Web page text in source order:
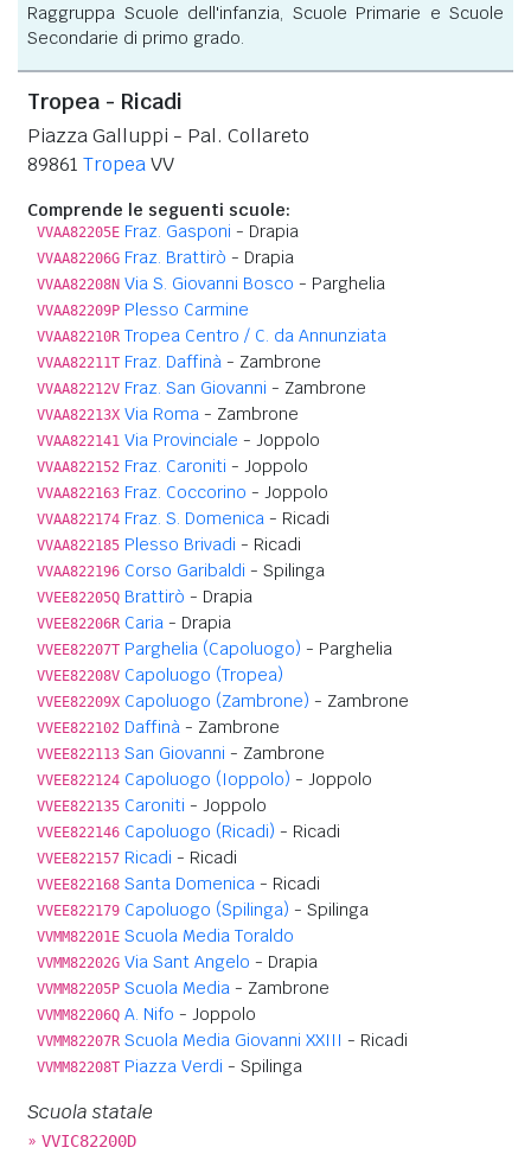
Raggruppa Scuole dell'infanzia, Scuole Primarie e Scuole
Secondarie di primo grado.
Tropea - Ricadi
Piazza Galluppi - Pal. Collareto
89861 TropeaVV
Comprende le seguenti scuole:
VVAA82205E Fraz. Gasponi - Drapia
VVAA82206G Fraz. Brattirò - Drapia
VVAA82208N Via S. Giovanni Bosco - Parghelia
VVAA82209P Plesso Carmine
VVAA82210R Tropea Centro / C. da Annunziata
VVAA82211T Fraz. Daffinà - Zambrone
VVAA82212V Fraz. San Giovanni - Zambrone
VVAA82213X Via Roma - Zambrone
VVAA822141 Via Provinciale - Joppolo
VVAA822152 Fraz. Caroniti - Joppolo
VVAA822163 Fraz. Coccorino - Joppolo
VVAA822174 Fraz. S. Domenica - Ricadi
VVAA822185 Plesso Brivadi - Ricadi
VVAA822196 Corso Garibaldi - Spilinga
VVEE82205Q Brattirò - Drapia
VVEE82206R Caria - Drapia
VVEE82207T Parghelia (Capoluogo) - Parghelia
VVEE82208V Capoluogo (Tropea)
VVEE82209X Capoluogo (Zambrone) - Zambrone
VVEE822102 Daffinà - Zambrone
VVEE822113 San Giovanni - Zambrone
VVEE822124 Capoluogo (Ioppolo) - Joppolo
VVEE822135 Caroniti - Joppolo
VVEE822146 Capoluogo (Ricadi) - Ricadi
VVEE822157 Ricadi - Ricadi
VVEE822168 Santa Domenica - Ricadi
VVEE822179 Capoluogo (Spilinga) - Spilinga
VVMM82201E Scuola Media Toraldo
VVMM82202G Via Sant Angelo - Drapia
VVMM82205P Scuola Media - Zambrone
VVMM82206Q A. Nifo - Joppolo
VVMM82207R Scuola Media Giovanni XXIII - Ricadi
VVMM82208T Piazza Verdi - Spilinga
Scuola statale
» VVIC82200D